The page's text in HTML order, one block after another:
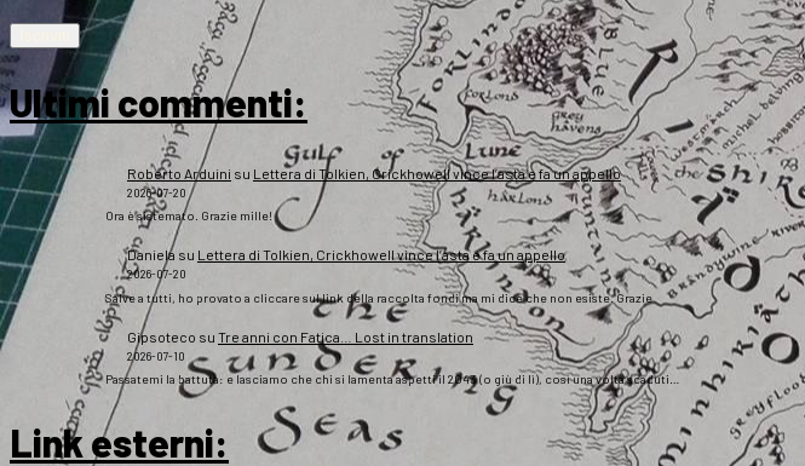
Ultimi commenti:
Roberto Arduini su Lettera di Tolkien, Crickhowell vince l’asta e fa un appello
2026-07-20
Ora è sistemato. Grazie mille!
Daniela su Lettera di Tolkien, Crickhowell vince l’asta e fa un appello
2026-07-20
Salve a tutti, ho provato a cliccare sul link della raccolta fondi ma mi dice che non esiste. Grazie
Gipsoteco su Tre anni con Fatica… Lost in translation
2026-07-10
Passatemi la battuta: e lasciamo che chi si lamenta aspetti il 2043 (o giù di lì), così una volta scaduti…
Link esterni: